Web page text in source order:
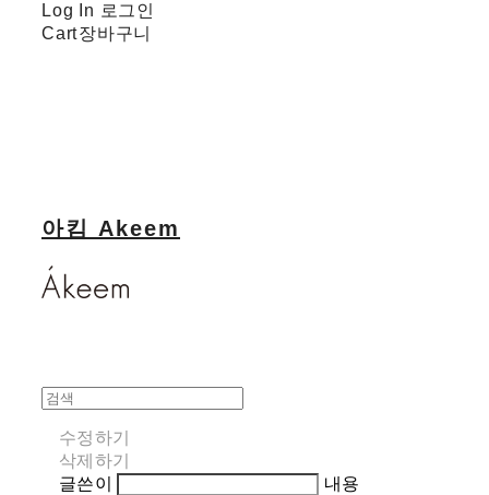
Log In 로그인
Cart장바구니
아킴 Akeem
수정하기
삭제하기
글쓴이
내용